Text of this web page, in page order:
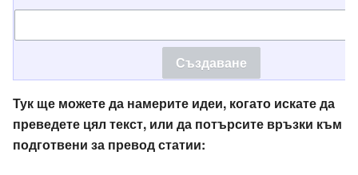
Тук ще можете да намерите идеи, когато искате да
преведете цял текст, или да потърсите връзки към
подготвени за превод статии: